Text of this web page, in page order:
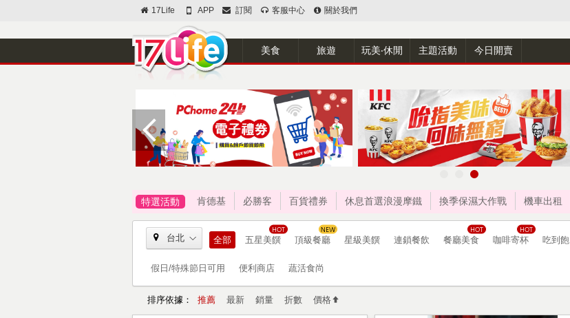
17Life APP 訂閱 客服中心 關於我們
美食 旅遊 玩美‧休閒 主題活動 今日開賣
特選活動 肯德基 必勝客 百貨禮券 休息首選浪漫摩鐵 換季保濕大作戰 機車出租
台北 全部 五星美饌 頂級餐廳 星級美饌 連鎖餐飲 餐廳美食 咖啡寄杯 吃到飽
假日/特殊節日可用 便利商店 蔬活食尚
排序依據： 推薦 最新 銷量 折數 價格